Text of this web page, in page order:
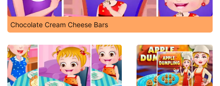
Chocolate Cream Cheese Bars